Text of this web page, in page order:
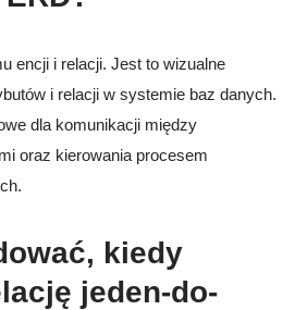
encji i relacji. Jest to wizualne
i relacji w systemie baz danych.
dla komunikacji między
oraz kierowania procesem
kiedy
jeden-do-